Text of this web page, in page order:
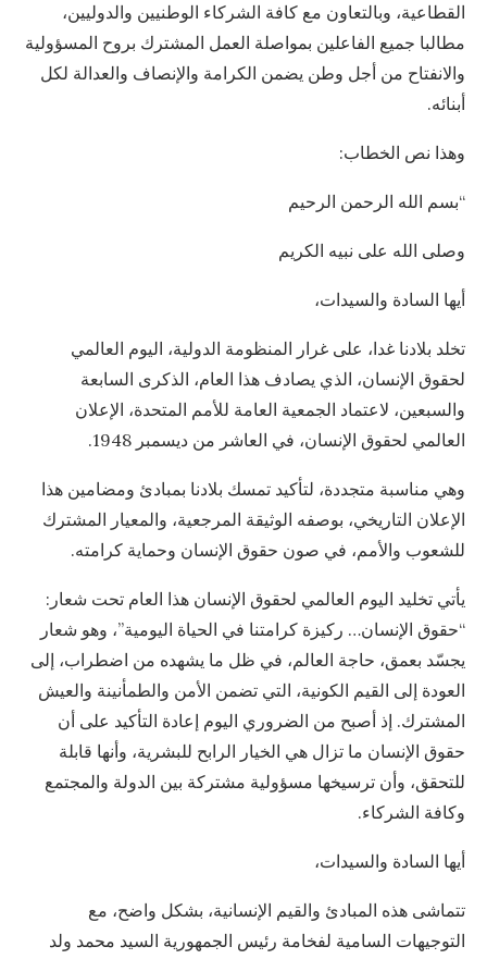
القطاعية، وبالتعاون مع كافة الشركاء الوطنيين والدوليين،
مطالبا جميع الفاعلين بمواصلة العمل المشترك بروح المسؤولية
والانفتاح من أجل وطن يضمن الكرامة والإنصاف والعدالة لكل
أبنائه.
وهذا نص الخطاب:
“بسم الله الرحمن الرحيم
وصلى الله على نبيه الكريم
أيها السادة والسيدات،
تخلد بلادنا غدا، على غرار المنظومة الدولية، اليوم العالمي
لحقوق الإنسان، الذي يصادف هذا العام، الذكرى السابعة
والسبعين، لاعتماد الجمعية العامة للأمم المتحدة، الإعلان
العالمي لحقوق الإنسان، في العاشر من ديسمبر 1948.
وهي مناسبة متجددة، لتأكيد تمسك بلادنا بمبادئ ومضامين هذا
الإعلان التاريخي، بوصفه الوثيقة المرجعية، والمعيار المشترك
للشعوب والأمم، في صون حقوق الإنسان وحماية كرامته.
يأتي تخليد اليوم العالمي لحقوق الإنسان هذا العام تحت شعار:
“حقوق الإنسان… ركيزة كرامتنا في الحياة اليومية”، وهو شعار
يجسّد بعمق، حاجة العالم، في ظل ما يشهده من اضطراب، إلى
العودة إلى القيم الكونية، التي تضمن الأمن والطمأنينة والعيش
المشترك. إذ أصبح من الضروري اليوم إعادة التأكيد على أن
حقوق الإنسان ما تزال هي الخيار الرابح للبشرية، وأنها قابلة
للتحقق، وأن ترسيخها مسؤولية مشتركة بين الدولة والمجتمع
وكافة الشركاء.
أيها السادة والسيدات،
تتماشى هذه المبادئ والقيم الإنسانية، بشكل واضح، مع
التوجيهات السامية لفخامة رئيس الجمهورية السيد محمد ولد